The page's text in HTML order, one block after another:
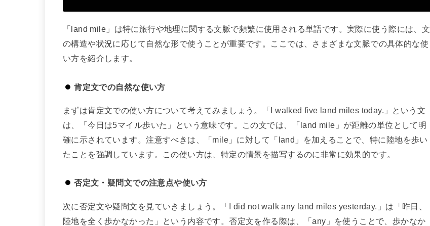
「land mile」は特に旅行や地理に関する文脈で頻繁に使用される単語です。実際に使う際には、文
の構造や状況に応じて自然な形で使うことが重要です。ここでは、さまざまな文脈での具体的な使
い方を紹介します。
肯定文での自然な使い方
まずは肯定文での使い方について考えてみましょう。「I walked five land miles today.」という文
は、「今日は5マイル歩いた」という意味です。この文では、「land mile」が距離の単位として明
確に示されています。注意すべきは、「mile」に対して「land」を加えることで、特に陸地を歩い
たことを強調しています。この使い方は、特定の情景を描写するのに非常に効果的です。
否定文・疑問文での注意点や使い方
次に否定文や疑問文を見ていきましょう。「I did not walk any land miles yesterday.」は「昨日、
陸地を全く歩かなかった」という内容です。否定文を作る際は、「any」を使うことで、歩かなか